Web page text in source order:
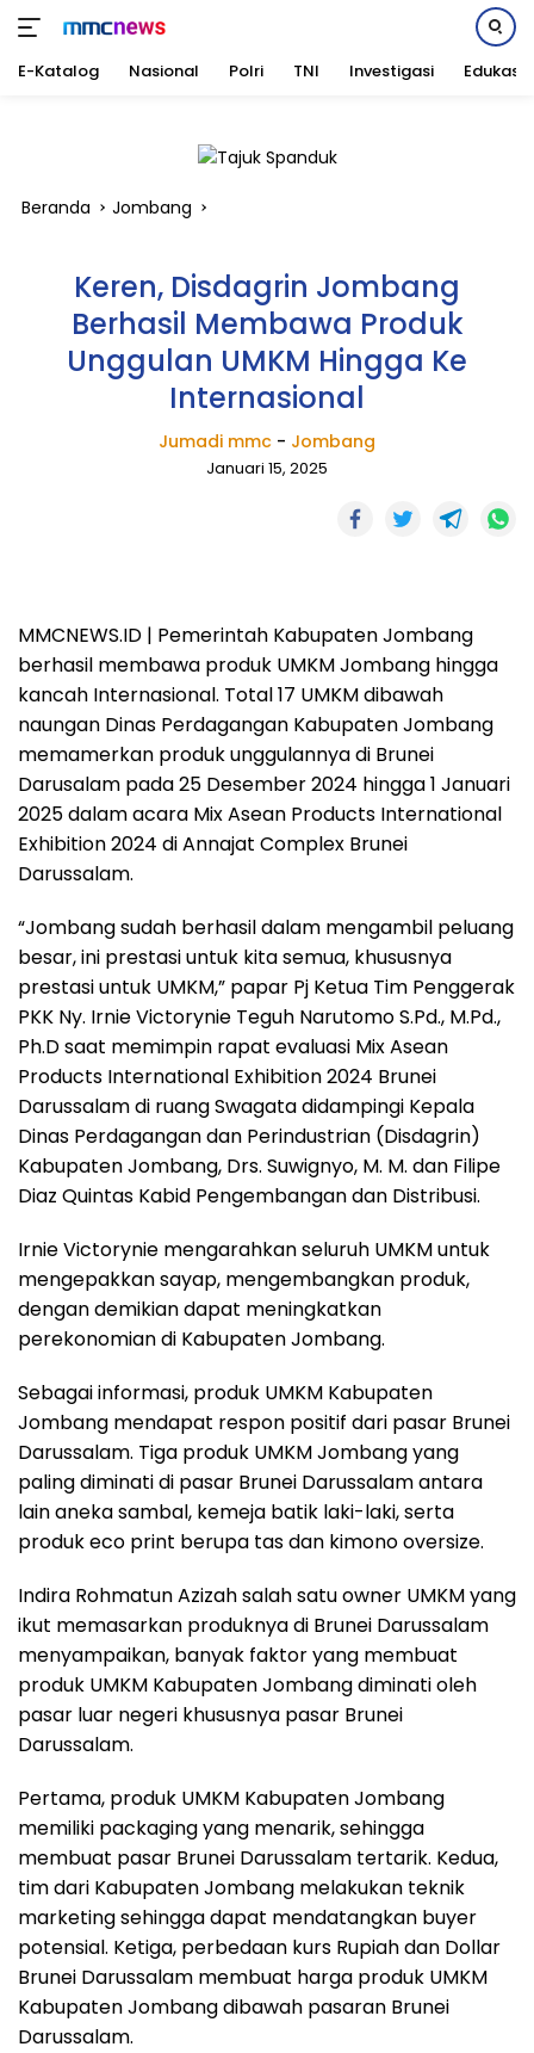
E-Katalog Nasional Polri TNI Investigasi Edukasi
Beranda Jombang
Keren, Disdagrin Jombang
Berhasil Membawa Produk
Unggulan UMKM Hingga Ke
Internasional
Jumadi mmc - Jombang
Januari 15, 2025
MMCNEWS.ID | Pemerintah Kabupaten Jombang
berhasil membawa produk UMKM Jombang hingga
kancah Internasional. Total 17 UMKM dibawah
naungan Dinas Perdagangan Kabupaten Jombang
memamerkan produk unggulannya di Brunei
Darusalam pada 25 Desember 2024 hingga 1 Januari
2025 dalam acara Mix Asean Products International
Exhibition 2024 di Annajat Complex Brunei
Darussalam.
“Jombang sudah berhasil dalam mengambil peluang
besar, ini prestasi untuk kita semua, khususnya
prestasi untuk UMKM,” papar Pj Ketua Tim Penggerak
PKK Ny. Irnie Victorynie Teguh Narutomo S.Pd., M.Pd.,
Ph.D saat memimpin rapat evaluasi Mix Asean
Products International Exhibition 2024 Brunei
Darussalam di ruang Swagata didampingi Kepala
Dinas Perdagangan dan Perindustrian (Disdagrin)
Kabupaten Jombang, Drs. Suwignyo, M. M. dan Filipe
Diaz Quintas Kabid Pengembangan dan Distribusi.
Irnie Victorynie mengarahkan seluruh UMKM untuk
mengepakkan sayap, mengembangkan produk,
dengan demikian dapat meningkatkan
perekonomian di Kabupaten Jombang.
Sebagai informasi, produk UMKM Kabupaten
Jombang mendapat respon positif dari pasar Brunei
Darussalam. Tiga produk UMKM Jombang yang
paling diminati di pasar Brunei Darussalam antara
lain aneka sambal, kemeja batik laki-laki, serta
produk eco print berupa tas dan kimono oversize.
Indira Rohmatun Azizah salah satu owner UMKM yang
ikut memasarkan produknya di Brunei Darussalam
menyampaikan, banyak faktor yang membuat
produk UMKM Kabupaten Jombang diminati oleh
pasar luar negeri khususnya pasar Brunei
Darussalam.
Pertama, produk UMKM Kabupaten Jombang
memiliki packaging yang menarik, sehingga
membuat pasar Brunei Darussalam tertarik. Kedua,
tim dari Kabupaten Jombang melakukan teknik
marketing sehingga dapat mendatangkan buyer
potensial. Ketiga, perbedaan kurs Rupiah dan Dollar
Brunei Darussalam membuat harga produk UMKM
Kabupaten Jombang dibawah pasaran Brunei
Darussalam.